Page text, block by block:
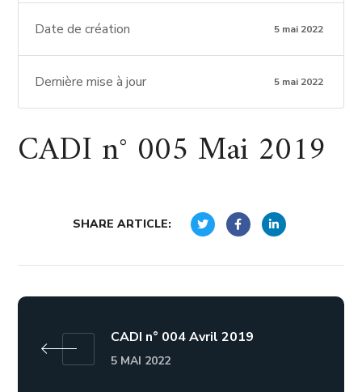
Date de création 5 mai 2022
Dernière mise à jour 5 mai 2022
CADI n° 005 Mai 2019
SHARE ARTICLE:
CADI n° 004 Avril 2019
5 MAI 2022